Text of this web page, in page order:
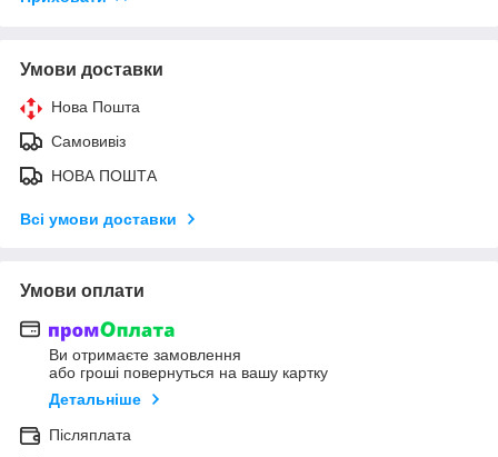
Умови доставки
Нова Пошта
Самовивіз
НОВА ПОШТА
Всі умови доставки
Умови оплати
Ви отримаєте замовлення
або гроші повернуться на вашу картку
Детальніше
Післяплата